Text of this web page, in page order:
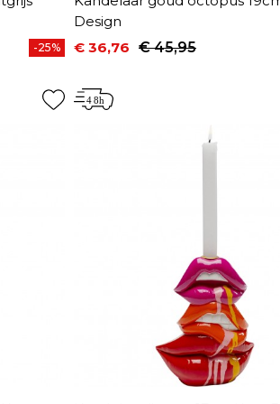
-25%
Design
Prijs
€ 36,76
Normale prijs
€ 45,95